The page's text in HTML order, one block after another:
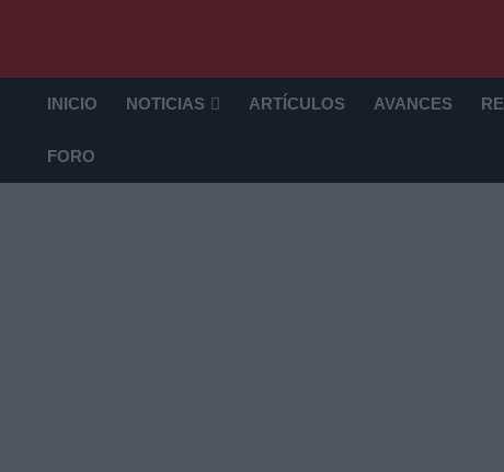
INICIO NOTICIAS ARTÍCULOS AVANCES
FORO